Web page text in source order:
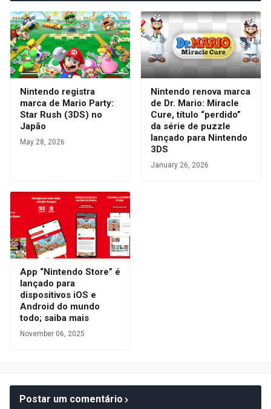
Nintendo registra
marca de Mario Party:
Star Rush (3DS) no
Japão
May 28, 2026
Nintendo renova marca
de Dr. Mario: Miracle
Cure, título “perdido”
da série de puzzle
lançado para Nintendo
3DS
January 26, 2026
App “Nintendo Store” é
lançado para
dispositivos iOS e
Android do mundo
todo; saiba mais
November 06, 2025
Postar um comentário